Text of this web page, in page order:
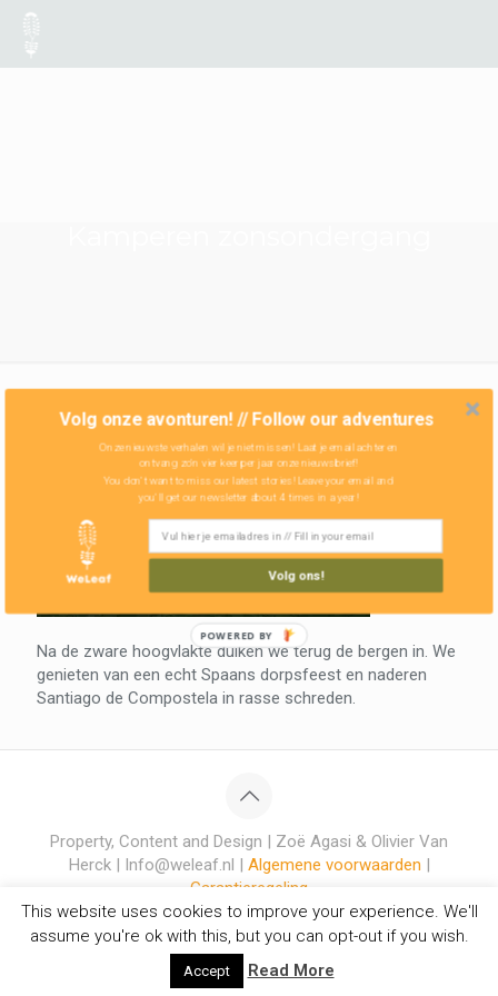
Na de zware hoogvlakte duiken we terug de bergen in. We
genieten van een echt Spaans dorpsfeest en naderen
Santiago de Compostela in rasse schreden.
Property, Content and Design | Zoë Agasi & Olivier Van
Herck | Info@weleaf.nl | Algemene voorwaarden |
Garantieregeling
This website uses cookies to improve your experience. We'll
assume you're ok with this, but you can opt-out if you wish.
Accept Read More
Volg onze avonturen! // Follow our adventures
Onze nieuwste verhalen wil je niet missen! Laat je email achter en
ontvang zo'n vier keer per jaar onze nieuwsbrief!
Volg ons!
You don't want to miss our latest stories! Leave your email and
you'll get our newsletter about 4 times in a year!
POWERED BY